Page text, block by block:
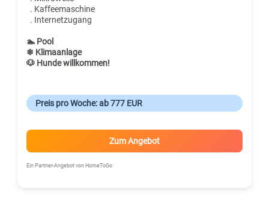
. Kaffeemaschine
. Internetzugang
🏊 Pool
❄ Klimaanlage
🐶 Hunde willkommen!
Preis pro Woche: ab 777 EUR
Zum Angebot
Ein Partner-Angebot von HomeToGo